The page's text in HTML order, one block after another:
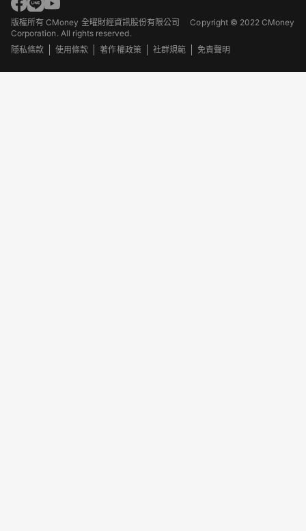
版權所有 CMoney 全曜財經資訊股份有限公司Copyright © 2022 CMoney
Corporation. All rights reserved.
隱私條款
使用條款 著作權政策 社群規範 免責聲明